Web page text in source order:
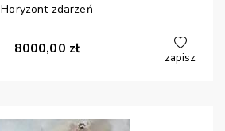
Horyzont zdarzeń
8000,00 zł
zapisz